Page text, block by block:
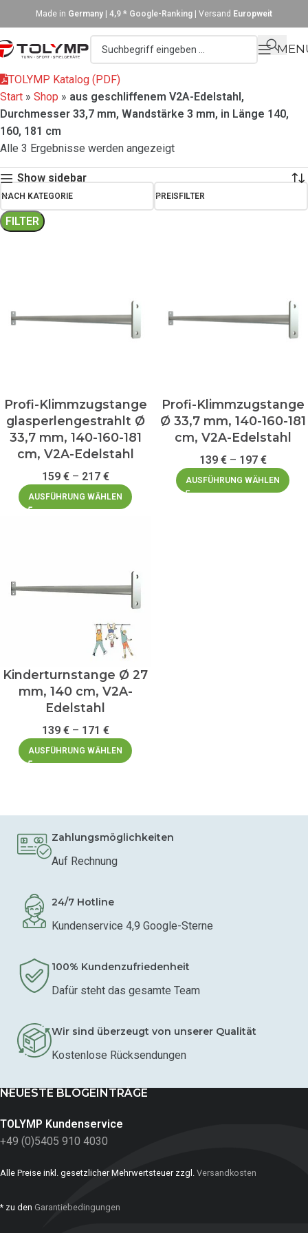
Made in Germany 4,9 * Google-Ranking | Versand Europweit
TOLYMP Katalog (PDF)
Start » Shop » aus geschliffenem V2A-Edelstahl,
Durchmesser 33,7 mm, Wandstärke 3 mm, in Länge 140,
160, 181 cm
Alle 3 Ergebnisse werden angezeigt
Show sidebar
NACH KATEGORIE PREISFILTER
FILTER
Profi-Klimmzugstange
glasperlengestrahlt Ø
33,7 mm, 140-160-181
cm, V2A-Edelstahl
159 €– 217 €
AUSFÜHRUNG WÄHLEN
Profi-Klimmzugstange
Ø 33,7 mm, 140-160-181
cm, V2A-Edelstahl
139 €– 197 €
AUSFÜHRUNG WÄHLEN
Kinderturnstange Ø 27
mm, 140 cm, V2A-
Edelstahl
139 €– 171 €
AUSFÜHRUNG WÄHLEN
Zahlungsmöglichkeiten
Auf Rechnung
24/7 Hotline
Kundenservice 4,9 Google-Sterne
100% Kundenzufriedenheit
Dafür steht das gesamte Team
Wir sind überzeugt von unserer Qualität
Kostenlose Rücksendungen
NEUESTE BLOGEINTRÄGE
TOLYMP Kundenservice
+49 (0)5405 910 4030
Alle Preise inkl. gesetzlicher Mehrwertsteuer zzgl. Versandkosten
* zu den Garantiebedingungen